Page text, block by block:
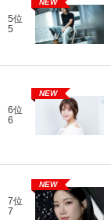
5位
5
NEW
6位
6
NEW
7位
7
NEW